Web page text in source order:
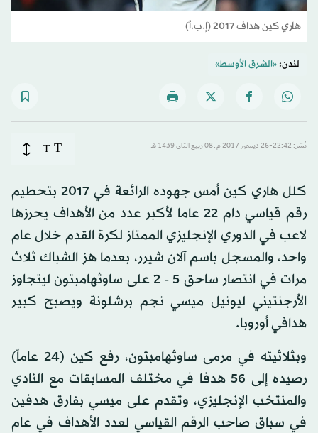
هاري كين هداف 2017 (إ.ب.أ)
لندن:«الشرق الأوسط»
نُشر: 22:42-26 ديسمبر 2017 م ـ 08 ربيع الثاني 1439 هـ T
T
كلل هاري كين أمس جهوده الرائعة في 2017 بتحطيم
رقم قياسي دام 22 عاما لأكبر عدد من الأهداف يحرزها
لاعب في الدوري الإنجليزي الممتاز لكرة القدم خلال عام
واحد، والمسجل باسم آلان شيرر، بعدما هز الشباك ثلاث
مرات في انتصار ساحق 5 - 2 على ساوثهامبتون ليتجاوز
الأرجنتيني ليونيل ميسي نجم برشلونة ويصبح كبير
هدافي أوروبا.
وبثلاثيته في مرمى ساوثهامبتون، رفع كين (24 عاماً)
رصيده إلى 56 هدفا في مختلف المسابقات مع النادي
والمنتخب الإنجليزي، وتقدم على ميسي بفارق هدفين
في سباق صاحب الرقم القياسي لعدد الأهداف في عام